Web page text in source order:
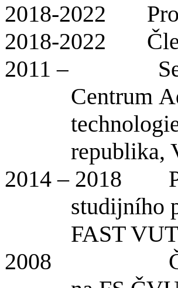
2018-2022
2018-2022
2011 –
Centrum
republika,
2014 – 2018
studijního
FAST
2008 Člen